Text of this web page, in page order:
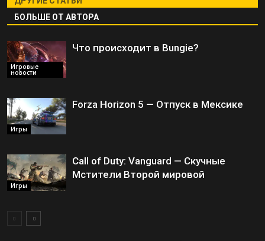
БОЛЬШЕ ОТ АВТОРА
Игровые
новости
Что происходит в Bungie?
Игры
Forza Horizon 5 — Отпуск в Мексике
Игры
Call of Duty: Vanguard — Скучные
Мстители Второй мировой